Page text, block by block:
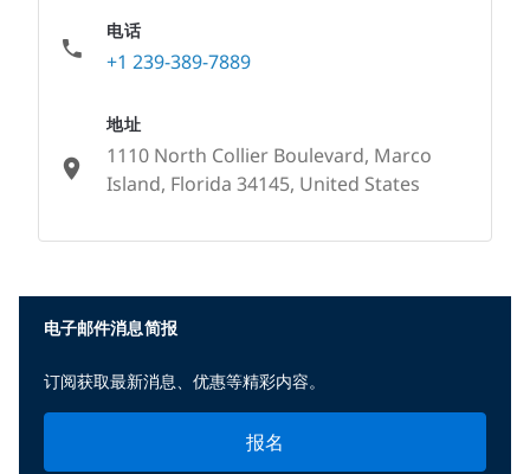
电话
+1 239-389-7889
地址
1110 North Collier Boulevard, Marco
Island, Florida 34145, United States
电子邮件消息简报
订阅获取最新消息、优惠等精彩内容。
报名